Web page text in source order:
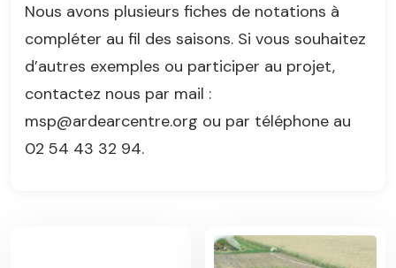
Nous avons plusieurs fiches de notations à
compléter au fil des saisons. Si vous souhaitez
d’autres exemples ou participer au projet,
contactez nous par mail :
msp@ardearcentre.org ou par téléphone au
02 54 43 32 94.